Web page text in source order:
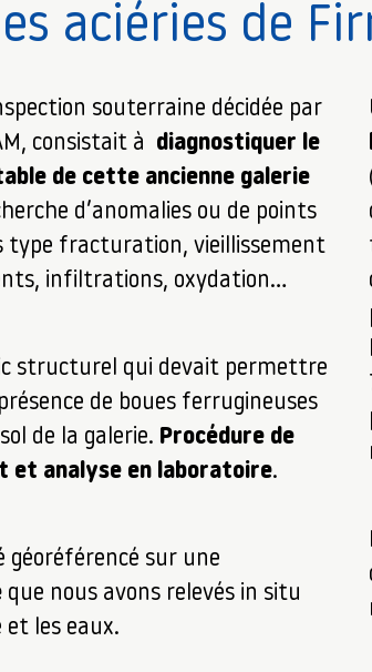
aciéries de
souterraine décidée par
consistait à
diagnostiquer le
de cette ancienne galerie
d’anomalies ou de points
type fracturation, vieillissement
infiltrations, oxydation…
structurel qui devait permettre
de boues ferrugineuses
de la galerie. Procédure de
et analyse en laboratoire.
géoréférencé sur une
que nous avons relevés in situ
et les eaux.